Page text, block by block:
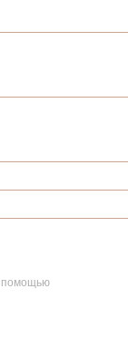
помощью